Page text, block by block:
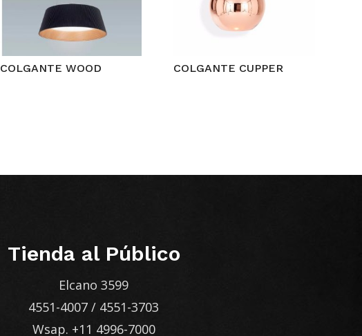
COLGANTE WOOD COLGANTE CUPPER
Tienda al Público
Elcano 3599
4551-4007 / 4551-3703
Wsap. +11 4996-7000